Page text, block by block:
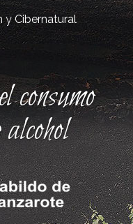
yCibernatural
consumo